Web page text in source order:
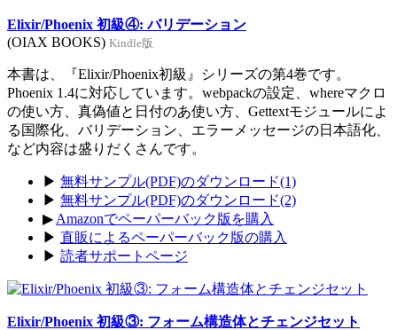
Elixir/Phoenix 初級④: バリデーション
(OIAX BOOKS) Kindle版
本書は、『Elixir/Phoenix初級』シリーズの第4巻です。
Phoenix 1.4に対応しています。webpackの設定、whereマクロ
の使い方、真偽値と日付のあ使い方、Gettextモジュールによ
る国際化、バリデーション、エラーメッセージの日本語化、
など内容は盛りだくさんです。
▶ 無料サンプル(PDF)のダウンロード(1)
▶ 無料サンプル(PDF)のダウンロード(2)
▶ Amazonでペーパーバック版を購入
▶ 直販によるペーパーバック版の購入
▶ 読者サポートページ
Elixir/Phoenix 初級③: フォーム構造体とチェンジセット